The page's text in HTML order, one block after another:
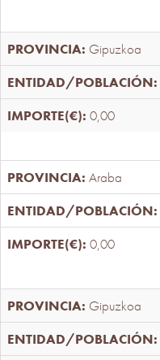
Gipuzkoa
0,00
Araba
0,00
Gipuzkoa